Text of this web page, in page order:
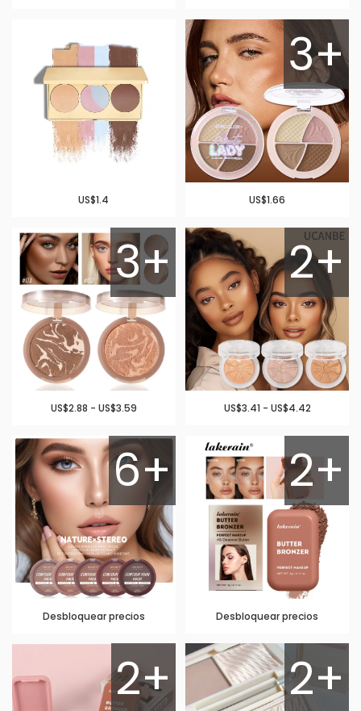
US$1.4
3+
US$1.66
3+
US$2.88 - US$3.59
2+
US$3.41 - US$4.42
6+
Desbloquear precios
2+
Desbloquear precios
2+ 2+